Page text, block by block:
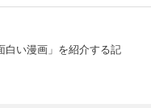
白い漫画」を紹介する記